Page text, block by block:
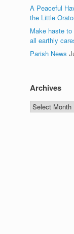
A Peaceful
the Little
Make haste
all earthly
Parish News
Archives
Archives